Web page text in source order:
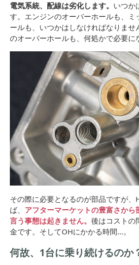
電気系統、配線は劣化します。 いつか
す。エンジンのオーバーホールも、ミ
ールも、いつかはしなければなりませ
のオーバーホールも、何処かで必要に
その際に必要となるのが部品ですが、
ば、 アフターマーケットの豊富さから
言う事態は起きません。 後はコストの
金です。そしてOHにかかる時間…。
何故、1台に乗り続けるのか